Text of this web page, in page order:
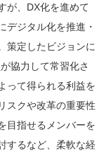
が、DX化を進めて
デジタル化を推進・
策定したビジョンに
協力して常習化さ
って得られる利益を
スクや改革の重要性
目指せるメンバーを
するなど、柔軟な経